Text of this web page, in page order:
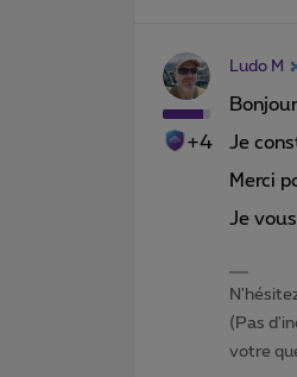
+4
Ludo M
Bonjour ​
Je
Merci
Je
(Pas
votre